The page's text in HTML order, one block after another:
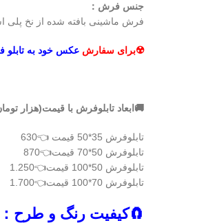
جنس فرش：
فرش ماشینی بافته شده از نخ پلی استر(ابریشم مصنوعی ۱۲۰۰شانه میباشدکه این نوع نخ در
☢️برای سفارش عکس خود به
🚚ابعاد تابلوفرش با قیمت(هزار
تابلوفرش 35*50 قیمت 👈630
تابلوفرش 50*70 قیمت👈870
تابلوفرش 50*100 قیمت👈1.250
تابلوفرش 70*100 قیمت👈1.700
🧲کیفیت رنگ و طرح：